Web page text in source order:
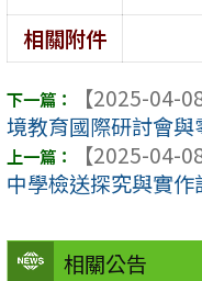
相關公告
相關附件
【2025-04-08
境教育國際研討會
【2025-04-08
中學檢送探究與實